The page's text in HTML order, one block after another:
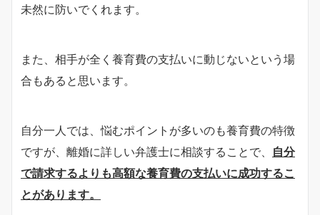
未然に防いでくれます。
また、相手が全く養育費の支払いに動じないという場
合もあると思います。
自分一人では、悩むポイントが多いのも養育費の特徴
ですが、離婚に詳しい弁護士に相談することで、 自分
で請求するよりも高額な養育費の支払いに成功するこ
とがあります。